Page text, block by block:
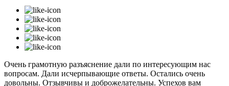
Очень грамотную разъяснение дали по интересующим нас
вопросам. Дали исчерпывающие ответы. Остались очень
довольны. Отзывчивы и доброжелательны. Успехов вам